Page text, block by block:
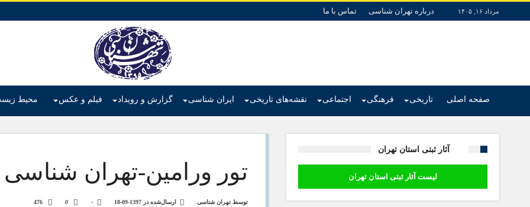
مرداد ۱۶, ۱۴۰۵ درباره تهران شناسی تماس با ما
صفحه اصلی تاریخی فرهنگی اجتماعی نقشه‌های تاریخی ایران شناسی گزارش و رویداد فیلم و عکس محیط
تور ورامین-تهران شناسی
توسط تهران شناسی ارسال‌شده در 1397-09-18 ۰ 0
آثار ثبتی استان تهران
لیست آثار ثبتی استان تهران